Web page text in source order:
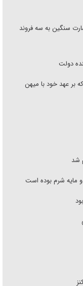
اف ۳۵ و ورود خسارت سنگین به سه فروند
دولت
بر عهد خود با میهن
شد
مایه شرم بوده است